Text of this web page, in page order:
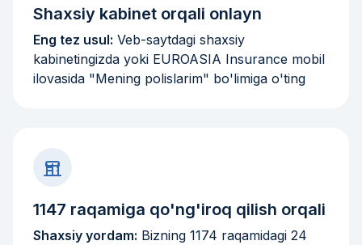
Shaxsiy kabinet orqali onlayn
Eng tez usul: Veb-saytdagi shaxsiy
kabinetingizda yoki EUROASIA Insurance mobil
ilovasida "Mening polislarim" bo'limiga o'ting
1147 raqamiga qo'ng'iroq qilish orqali
Shaxsiy yordam: Bizning 1174 raqamidagi 24